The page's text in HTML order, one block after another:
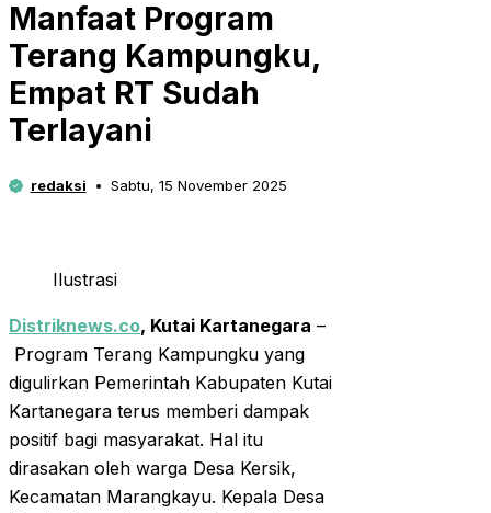
Manfaat Program
Terang Kampungku,
Empat RT Sudah
Terlayani
redaksi Sabtu, 15 November 2025
Ilustrasi
Distriknews.co, Kutai Kartanegara –
Program Terang Kampungku yang
digulirkan Pemerintah Kabupaten Kutai
Kartanegara terus memberi dampak
positif bagi masyarakat. Hal itu
dirasakan oleh warga Desa Kersik,
Kecamatan Marangkayu. Kepala Desa